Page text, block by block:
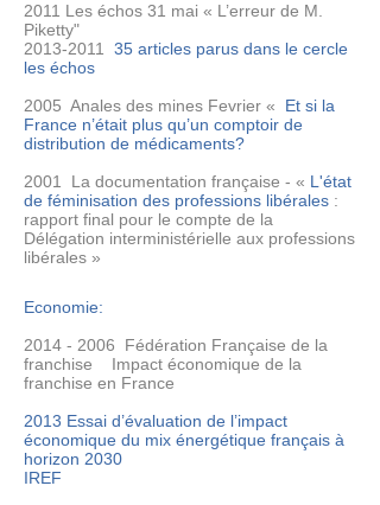
2011 Les échos 31 mai « L’erreur de M.
Piketty"
2013-2011
35 articles parus dans le cercle
les échos
2005 Anales des mines Fevrier « Et si la
France n’était plus qu’un comptoir de
distribution de médicaments?
2001 La documentation française - « L'état
de féminisation des professions libérales :
rapport final pour le compte de la
Délégation interministérielle aux professions
libérales »
Economie:
2014 - 2006 Fédération Française de la
franchise Impact économique de la
franchise en France
2013 Essai d’évaluation de l’impact
économique du mix énergétique français à
horizon 2030
IREF